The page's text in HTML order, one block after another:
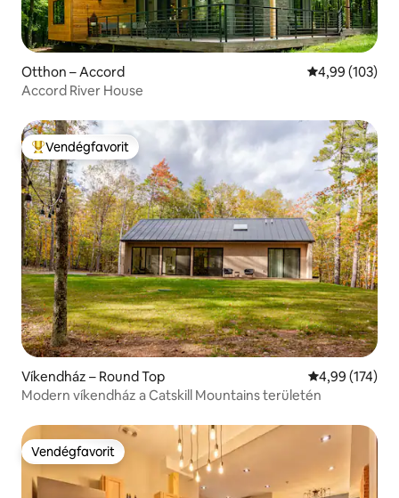
Otthon – Accord Átlagos
4,99 (103)
Accord River House
Kiemelt vendégfavorit
Vendégfavorit
Víkendház – Round Top Átlagos
4,99 (174)
Modern víkendház a Catskill Mountains területén
Vendégfavorit
Vendégfavorit